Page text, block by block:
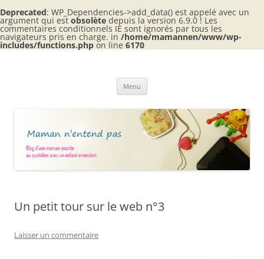
Deprecated: WP_Dependencies->add_data() est appelé avec un
argument qui est obsolète depuis la version 6.9.0 ! Les
commentaires conditionnels IE sont ignorés par tous les
navigateurs pris en charge. in /home/mamannen/www/wp-
includes/functions.php on line 6170
Aller
Menu
Un petit tour sur le web n°3
Laisser un commentaire